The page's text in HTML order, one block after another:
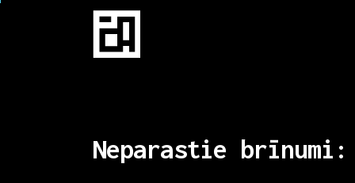
Neparastie brīnumi: